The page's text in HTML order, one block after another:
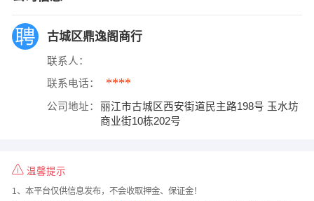
古城区鼎逸阁商行
联系人：
联系电话： ****
公司地址：
丽江市古城区西安街道民主路198号 玉水坊
商业街10栋202号
温馨提示
1、本平台仅供信息发布，不会收取押金、保证金！